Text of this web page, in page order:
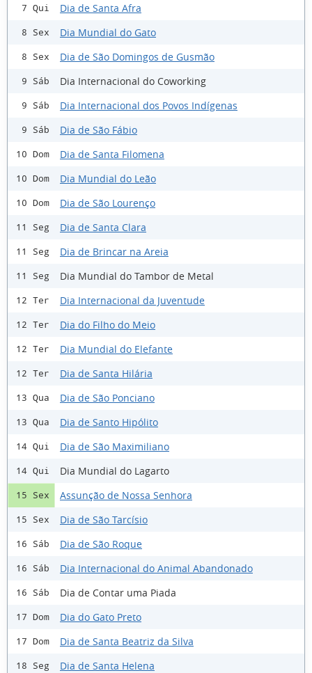
7 Qui Dia de Santa Afra
8 Sex Dia Mundial do Gato
8 Sex Dia de São Domingos de Gusmão
9 Sáb Dia Internacional do Coworking
9 Sáb Dia Internacional dos Povos Indígenas
9 Sáb Dia de São Fábio
10 Dom Dia de Santa Filomena
10 Dom Dia Mundial do Leão
10 Dom Dia de São Lourenço
11 Seg Dia de Santa Clara
11 Seg Dia de Brincar na Areia
11 Seg Dia Mundial do Tambor de Metal
12 Ter Dia Internacional da Juventude
12 Ter Dia do Filho do Meio
12 Ter Dia Mundial do Elefante
12 Ter Dia de Santa Hilária
13 Qua Dia de São Ponciano
13 Qua Dia de Santo Hipólito
14 Qui Dia de São Maximiliano
14 Qui Dia Mundial do Lagarto
15 Sex Assunção de Nossa Senhora
15 Sex Dia de São Tarcísio
16 Sáb Dia de São Roque
16 Sáb Dia Internacional do Animal Abandonado
16 Sáb Dia de Contar uma Piada
17 Dom Dia do Gato Preto
17 Dom Dia de Santa Beatriz da Silva
18 Seg Dia de Santa Helena